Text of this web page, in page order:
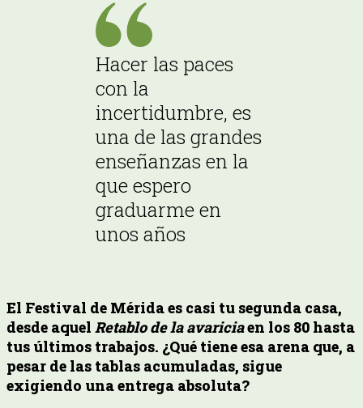
Hacer las paces
con la
incertidumbre, es
una de las grandes
enseñanzas en la
que espero
graduarme en
unos años
El Festival de Mérida es casi tu segunda casa,
desde aquel Retablo de la avariciaen los 80 hasta
tus últimos trabajos. ¿Qué tiene esa arena que, a
pesar de las tablas acumuladas, sigue
exigiendo una entrega absoluta?